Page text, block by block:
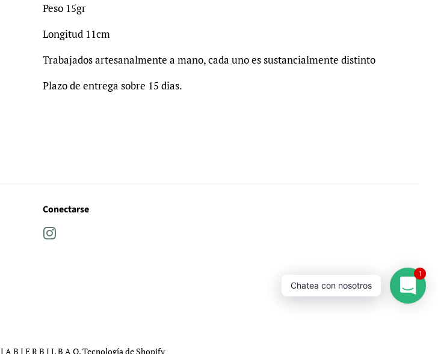
Peso 15gr
Longitud 11cm
Trabajados artesanalmente a mano, cada uno es sustancialmente distinto
Plazo de entrega sobre 15 dias.
Conectarse
J A B I E R B I L B A O.Tecnología de Shopify
Chatea con nosotros
1